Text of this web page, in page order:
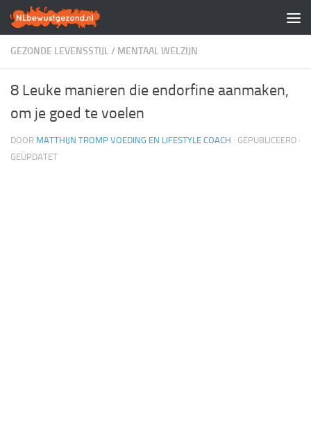
Doorgaan naar inhoud
GEZONDE LEVENSSTIJL/ MENTAAL WELZIJN
8 Leuke manieren die endorfine aanmaken,
om je goed te voelen
DOOR MATTHIJN TROMP VOEDING EN LIFESTYLE COACH · GEPUBLICEERD ·
GEÜPDATET